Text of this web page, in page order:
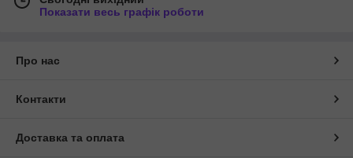
Показати весь графік роботи
Про нас
Контакти
Доставка та оплата